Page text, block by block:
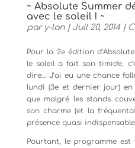
~ Absolute Summer
avec le soleil ! ~
par y-lan| Juil 20, 2014|
Pour la 2e édition
le soleil a fait son timide,
dire… J’ai eu une chance
lundi (3e et dernier jour) en
que malgré les stands
son charme (et la
présence quasi
Pourtant, le programme est